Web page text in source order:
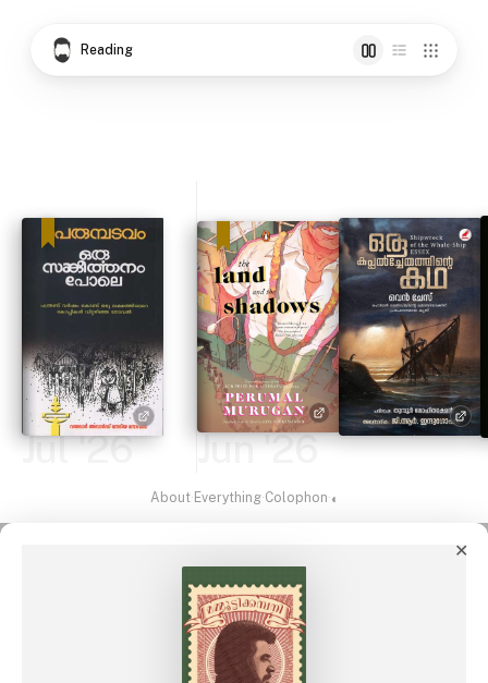
Reading
Jul '26 Jun '26
About· Everything·Colophon·◐
✕